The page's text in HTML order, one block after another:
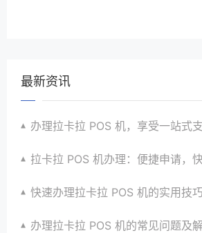
最新资讯
办理拉卡拉 POS 机，享受一站式
拉卡拉 POS 机办理：便捷申请，
快速办理拉卡拉 POS 机的实用技
办理拉卡拉 POS 机的常见问题及